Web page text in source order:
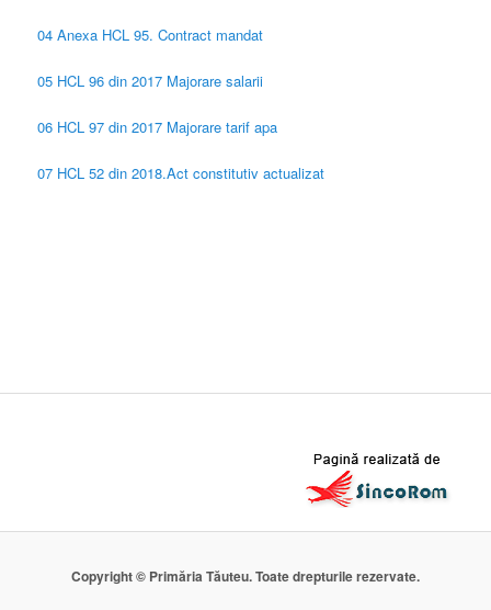
04 Anexa HCL 95. Contract mandat
05 HCL 96 din 2017 Majorare salarii
06 HCL 97 din 2017 Majorare tarif apa
07 HCL 52 din 2018.Act constitutiv actualizat
Copyright © Primăria Tăuteu. Toate drepturile rezervate.